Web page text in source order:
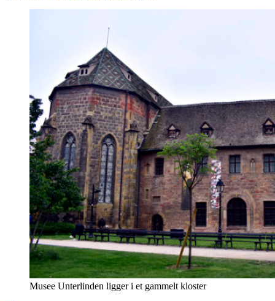
Musee Unterlinden ligger i et gammelt kloster